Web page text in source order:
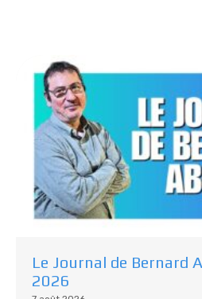
Le Journal de Bernard
2026